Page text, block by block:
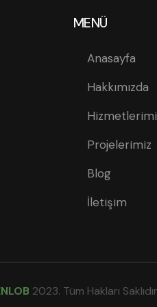
MENÜ
Anasayfa
Hakkımızda
Projelerimiz
Blog
İletişim
2023. Tüm Hakları